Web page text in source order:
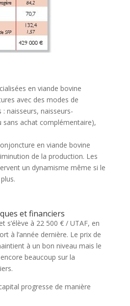
en viande bovine
avec des modes de
naisseurs, naisseurs-
sans achat complémentaire),
en viande bovine
de la production. Les
un dynamisme même si le
et financiers
s’élève à 22 500 € / UTAF, en
à l’année dernière. Le prix de
à un bon niveau mais le
beaucoup sur la
progresse de manière